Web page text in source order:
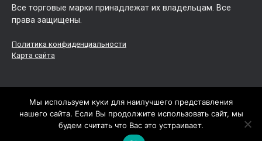
Все торговые марки принадлежат их владельцам. Все
права защищены.
Политика конфиденциальности
Карта сайта
Мы используем куки для наилучшего представления
нашего сайта. Если Вы продолжите использовать сайт, мы
будем считать что Вас это устраивает.